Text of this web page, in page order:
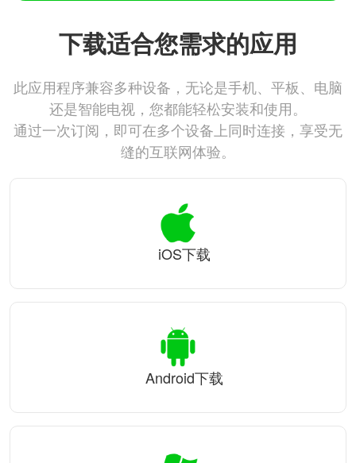
下载适合您需求的应用
此应用程序兼容多种设备，无论是手机、平板、电脑
还是智能电视，您都能轻松安装和使用。
通过一次订阅，即可在多个设备上同时连接，享受无
缝的互联网体验。
iOS下载
Android下载